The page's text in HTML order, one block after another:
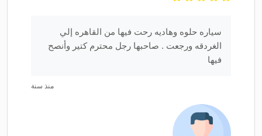
سياره حلوه وهاديه رحت فيها من القاهره إلي
الغردقه ورجعت . صاحبها رجل محترم كتير وأنصح
فيها
منذ سنة